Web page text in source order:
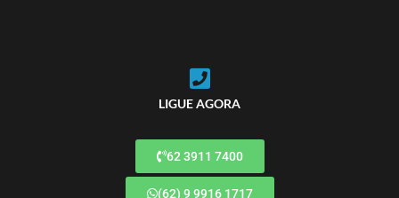
LIGUE AGORA
62 3911 7400
(62) 9 9916 1717